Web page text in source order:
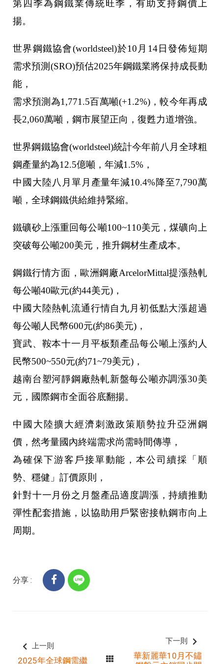
第四季為鋼鐵業傳統旺季，有助支持鋼價上
揚。
世界鋼鐵協會(worldsteel)於10月14日發佈短期
需求預測(SRO)預估2025年鋼鐵業將保持成長動
能，
需求預測為1,771.5百萬噸(+1.2%)，較今年再成
長2,060萬噸，鋼市展望正向，復甦力道增強。
世界鋼鐵協會(worldsteel)統計今年前八月全球粗
鋼產量約為12.5億噸，年減1.5%，
中國大陸八月單月產量年減10.4%降至7,790萬
噸，全球鋼鐵供給維持緊縮。
鐵礦砂上漲重回每公噸100~110美元，煤礦向上
突破每公噸200美元，推升鋼材生產成本。
鋼鐵行情方面，歐洲鋼廠ArcelorMittal提漲熱軋
每公噸40歐元(約44美元)，
中國大陸熱軋流通行情自九月初低點大漲超過
每公噸人民幣600元(約86美元)，
寶武、鞍本十一月平板類產品每公噸上漲約人
民幣500~550元(約71~79美元)，
越南台塑河靜鋼廠熱軋新盤每公噸亦調漲30美
元，國際鋼市全面谷底翻揚。
中國大陸擴大經濟刺激政策順勢拉升亞洲鋼
價，然考量國內終端需求尚需時間傳導，
為確保下游客戶接單動能，本公司續採「順
勢、穩健」訂價原則，
針對十一月份之月盤產品適度調漲，持續推動
彈性配套措施，以協助用戶緊密接軌鋼市向上
周期。
分享 :
上一則
2025年全球鋼需繼
下一則
華新麗華10月不鏽